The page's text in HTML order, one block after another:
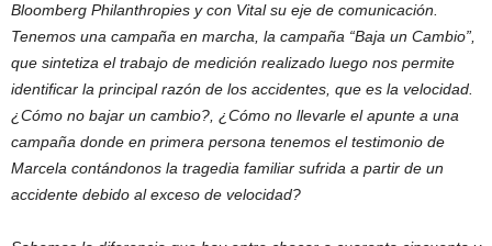
Bloomberg Philanthropies y con Vital su eje de comunicación.
Tenemos una campaña en marcha, la campaña “Baja un Cambio”,
que sintetiza el trabajo de medición realizado luego nos permite
identificar la principal razón de los accidentes, que es la velocidad.
¿Cómo no bajar un cambio?, ¿Cómo no llevarle el apunte a una
campaña donde en primera persona tenemos el testimonio de
Marcela contándonos la tragedia familiar sufrida a partir de un
accidente debido al exceso de velocidad?